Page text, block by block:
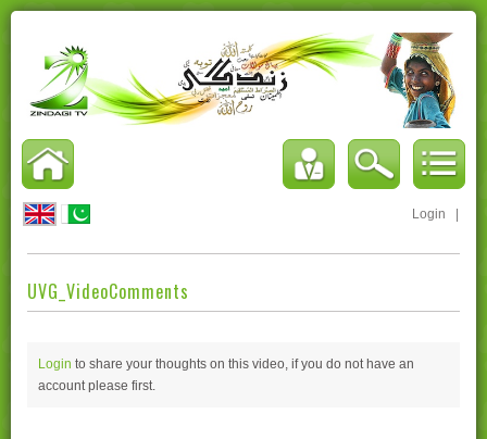
Login
UVG_VideoComments
Login to share your thoughts on this video, if you do not have an
account please first.